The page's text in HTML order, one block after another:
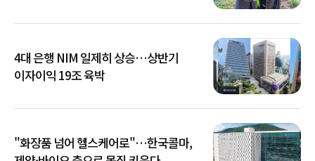
4대 은행 NIM 일제히 상승…상반기
이자이익 19조 육박
"화장품 넘어 헬스케어로"…한국콜마,